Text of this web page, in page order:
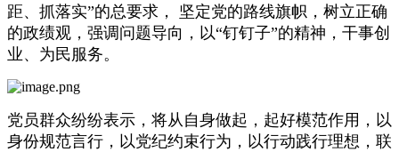
距、抓落实”的总要求， 坚定党的路线旗帜，树立正确
的政绩观，强调问题导向，以“钉钉子”的精神，干事创
业、为民服务。
党员群众纷纷表示，将从自身做起，起好模范作用，以
身份规范言行，以党纪约束行为，以行动践行理想，联